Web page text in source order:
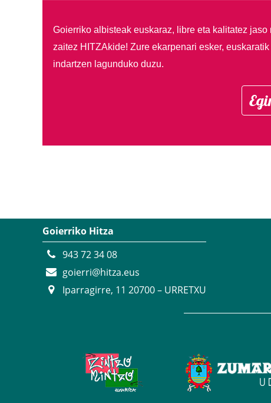
Goierriko albisteak euskaraz, libre eta kalitatez jaso
zaitez HITZAkide! Zure ekarpenari esker,
indartzen lagunduko duzu.
Goierriko Hitza
943 72 34 08
goierri@hitza.eus
Iparragirre, 11 20700 – URRETXU